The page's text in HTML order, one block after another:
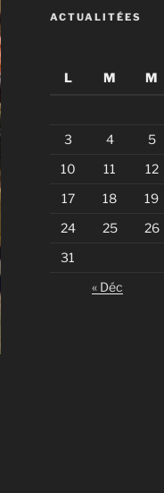
ACTUALITÉES
L
M M
3
4 5
10
11 12
17
18 19
24
25 26
31
« Déc